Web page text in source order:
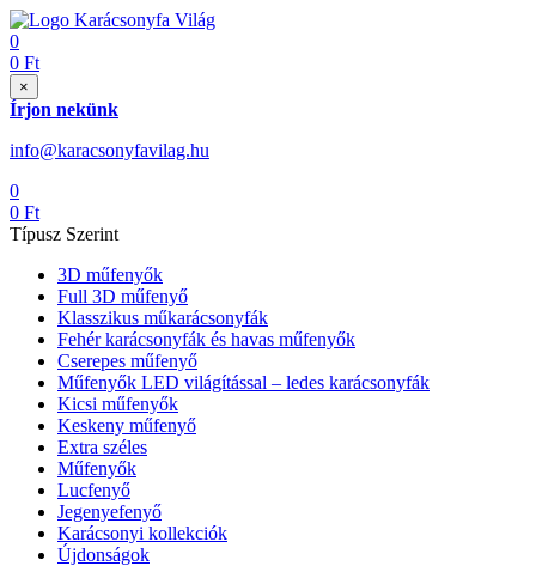
0
0 Ft
×
Írjon nekünk
info@karacsonyfavilag.hu
0
0 Ft
Típusz Szerint
3D műfenyők
Full 3D műfenyő
Klasszikus műkarácsonyfák
Fehér karácsonyfák és havas műfenyők
Cserepes műfenyő
Műfenyők LED világítással – ledes karácsonyfák
Kicsi műfenyők
Keskeny műfenyő
Extra széles
Műfenyők
Lucfenyő
Jegenyefenyő
Karácsonyi kollekciók
Újdonságok